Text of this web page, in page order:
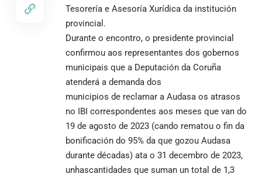
Tesorería e Asesoría Xurídica da institución
provincial.
Durante o encontro, o presidente provincial
confirmou aos representantes dos gobernos
municipais que a Deputación da Coruña
atenderá a demanda dos
municipios de reclamar a Audasa os atrasos
no IBI correspondentes aos meses que van do
19 de agosto de 2023 (cando rematou o fin da
bonificación do 95% da que gozou Audasa
durante décadas) ata o 31 decembro de 2023,
unhascantidades que suman un total de 1,3